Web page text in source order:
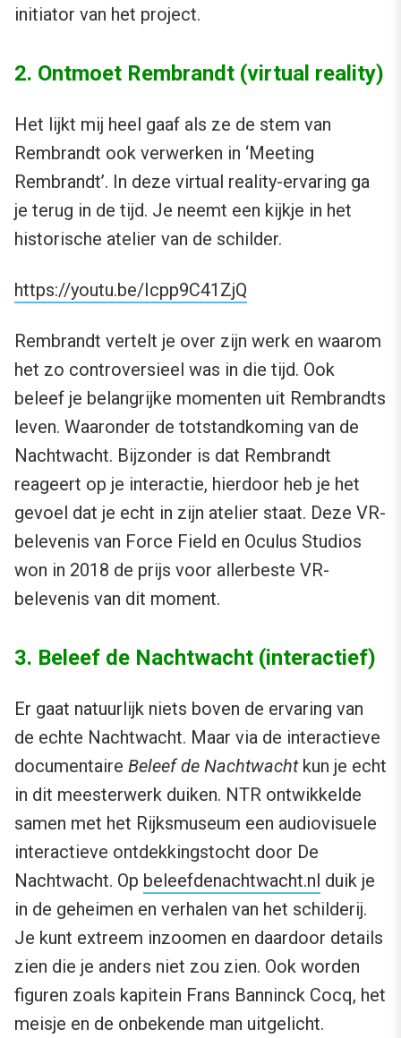
initiator van het project.
2. Ontmoet Rembrandt (virtual reality)
Het lijkt mij heel gaaf als ze de stem van
Rembrandt ook verwerken in ‘Meeting
Rembrandt’. In deze virtual reality-ervaring ga
je terug in de tijd. Je neemt een kijkje in het
historische atelier van de schilder.
https://youtu.be/Icpp9C41ZjQ
Rembrandt vertelt je over zijn werk en waarom
het zo controversieel was in die tijd. Ook
beleef je belangrijke momenten uit Rembrandts
leven. Waaronder de totstandkoming van de
Nachtwacht. Bijzonder is dat Rembrandt
reageert op je interactie, hierdoor heb je het
gevoel dat je echt in zijn atelier staat. Deze VR-
belevenis van Force Field en Oculus Studios
won in 2018 de prijs voor allerbeste VR-
belevenis van dit moment.
3. Beleef de Nachtwacht (interactief)
Er gaat natuurlijk niets boven de ervaring van
de echte Nachtwacht. Maar via de interactieve
documentaire Beleef de Nachtwachtkun je echt
in dit meesterwerk duiken. NTR ontwikkelde
samen met het Rijksmuseum een audiovisuele
interactieve ontdekkingstocht door De
Nachtwacht. Op beleefdenachtwacht.nl duik je
in de geheimen en verhalen van het schilderij.
Je kunt extreem inzoomen en daardoor details
zien die je anders niet zou zien. Ook worden
figuren zoals kapitein Frans Banninck Cocq, het
meisje en de onbekende man uitgelicht.